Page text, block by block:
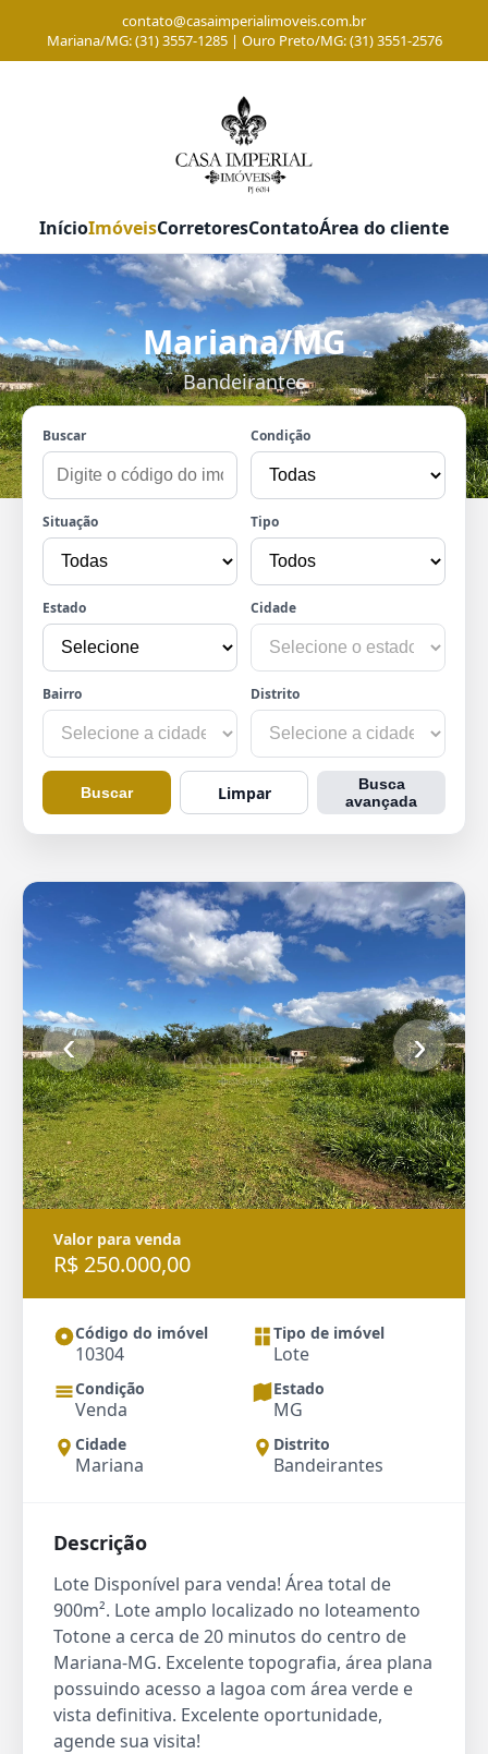
contato@casaimperialimoveis.com.br
Mariana/MG: (31) 3557-1285 | Ouro Preto/MG: (31) 3551-2576
InícioImóveisCorretoresContatoÁrea do cliente
Mariana/MG
Bandeirantes
Buscar Condição
Situação Tipo
Estado Cidade
Bairro Distrito
Buscar Limpar
Busca
avançada
‹ ›
Valor para venda
R$ 250.000,00
Código do imóvel
10304
Tipo de imóvel
Lote
Condição
Venda
Estado
MG
Cidade
Mariana
Distrito
Bandeirantes
Descrição
Lote Disponível para venda! Área total de
900m². Lote amplo localizado no loteamento
Totone a cerca de 20 minutos do centro de
Mariana-MG. Excelente topografia, área plana
possuindo acesso a lagoa com área verde e
vista definitiva. Excelente oportunidade,
agende sua visita!